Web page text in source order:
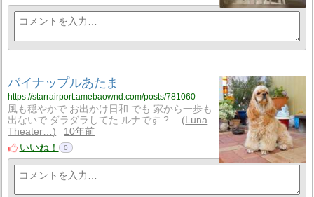
パイナップルあたま
https://starrairport.amebaownd.com/posts/781060
風も穏やかで お出かけ日和 でも 家から一歩も
出ないで ダラダラしてた ルナです ?…
Luna
Theater…
10年前
いいね！
0